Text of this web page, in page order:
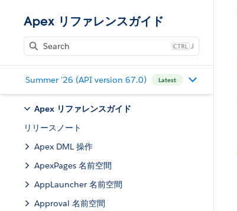
Apex リファレンスガイド
J
Summer '26 (API version 67.0) Latest
Apex リファレンスガイド
リリースノート
Apex DML 操作
ApexPages 名前空間
AppLauncher 名前空間
Approval 名前空間